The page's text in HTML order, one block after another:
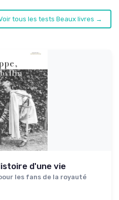
tous les tests Beaux livres →
d'une vie
les fans de la royauté